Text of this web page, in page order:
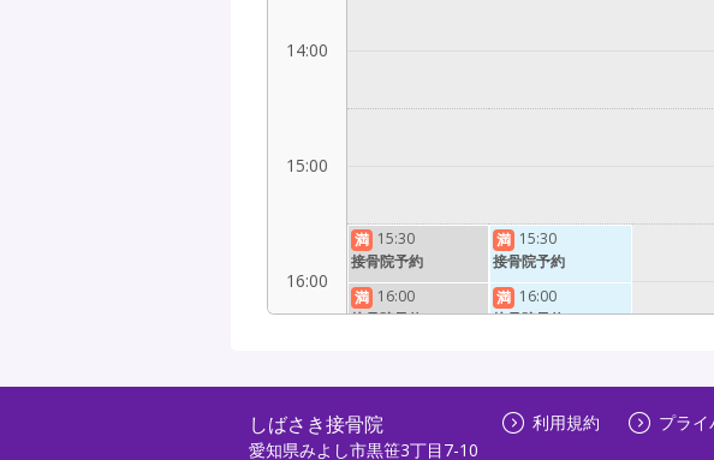
14:00
15:00
16:00
満 15:30
接骨院予約
満 16:00
接骨院予約
満
接骨院予約
満 15:30
接骨院予約
満 16:00
接骨院予約
17:00
接骨院予約
しばさき接骨院
愛知県みよし市黒笹3丁目7-10
利用規約 プラ